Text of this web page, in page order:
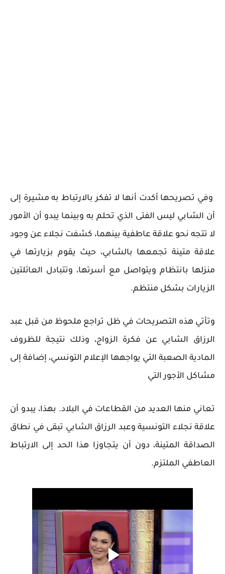
وفي تصريحها أكدت أنها لا تفكر بالارتباط به مشيرة إلى
أن الشابي ليس الفتى الذي تحلم به وبينما يبدو أن الأمور
لا تتجه نحو علاقة عاطفية بينهما، كشفت نجلاء عن وجود
علاقة متينة تجمعها بالشابي، حيث يقوم بزيارتها في
منزلها بانتظام ويتواصل مع أسرتها، وتتبادل العائلتين
الزيارات بشكل منتظم.
وتأتي هذه التصريحات في ظل تراجع ملحوظ من قبل عبد
الرزاق الشابي عن فكرة الزواج، وذلك نتيجة للظروف
المادية الصعبة التي يواجهها الإعلام التونسي، إضافة إلى
مشاكل الأجور التي
تعاني منها العديد من القطاعات في البلاد. بهذا، يبدو أن
علاقة نجلاء التونسية وعبد الرزاق الشابي تبقى في نطاق
الصداقة المتينة، دون أن يتجاوزا هذا الحد إلى الارتباط
العاطفي الملتزم.